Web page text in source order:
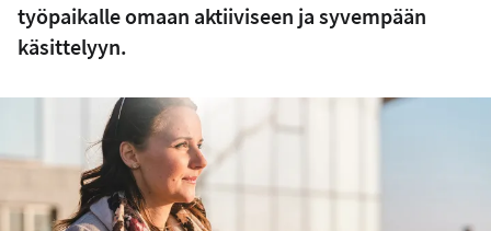
työpaikalle omaan aktiiviseen ja syvempään
käsittelyyn.